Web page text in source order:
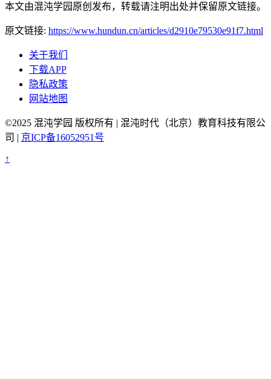
本文由混沌学园原创发布，转载请注明出处并保留原文链接。
原文链接: https://www.hundun.cn/articles/d2910e79530e91f7.html
关于我们
下载APP
隐私政策
网站地图
©2025 混沌学园 版权所有 | 混沌时代（北京）教育科技有限公
司 | 京ICP备16052951号
↑